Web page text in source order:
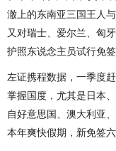
澈上的东南亚三国王人
又对瑞士、爱尔兰、匈
护照东说念主员试行免签
左证携程数据，一季度
掌握国度，尤其是日本
自好意思国、澳大利亚
本年爽快假期，新免签